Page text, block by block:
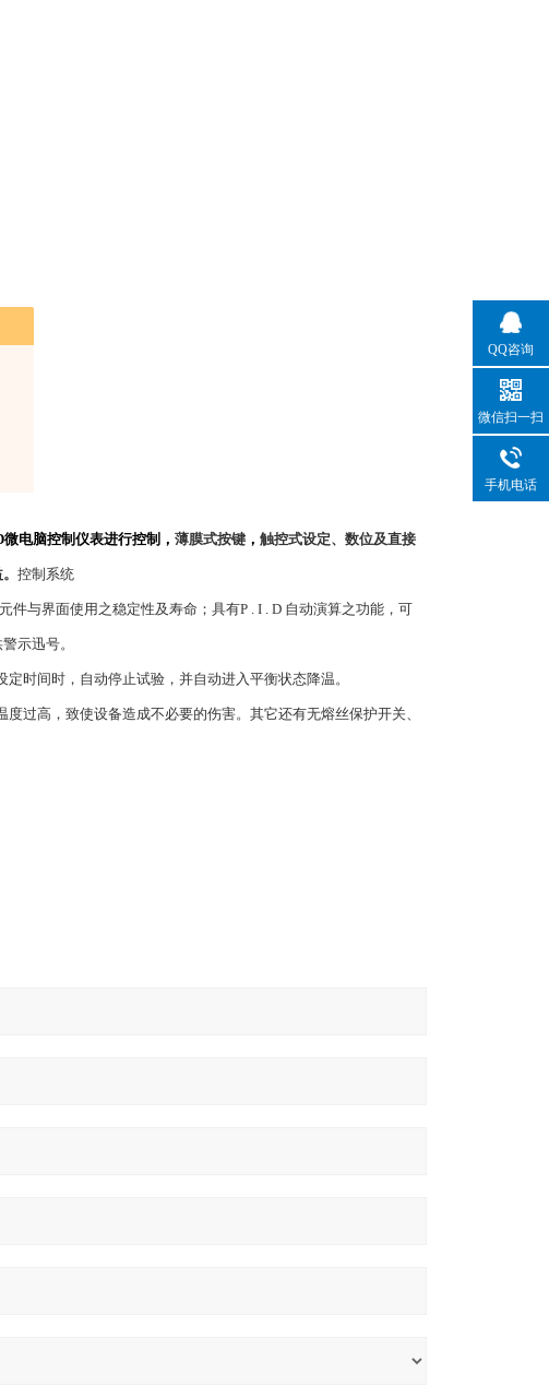
电脑控制仪表进行控制，薄膜式按键 ，触控式设定、数位及直接
控制系统
件与界面使用之稳定性及寿命；具有P . I . D 自动演算之功能，可
示迅号。
时间时，自动停止试验，并自动进入平衡状态降温。
过高，致使设备造成不必要的伤害。其它还有无熔丝保护开关、
QQ咨询
微信扫一扫
手机电话